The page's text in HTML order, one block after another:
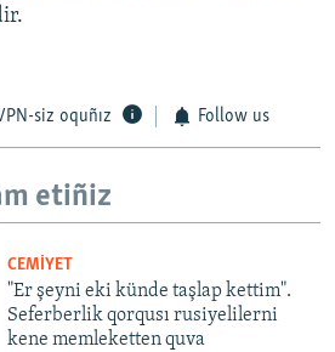
siz oquñız Follow us
etiñiz
CEMİYET
"Er şeyni eki künde taşlap kettim".
Seferberlik qorqusı rusiyelilerni
kene memleketten quva